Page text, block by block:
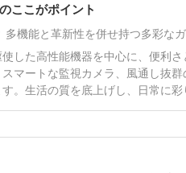
ここがポイント
多機能と革新性を併せ持つ多彩な
した高性能機器を中心に、便利
マートな監視カメラ、風通し抜
。生活の質を底上げし、日常に